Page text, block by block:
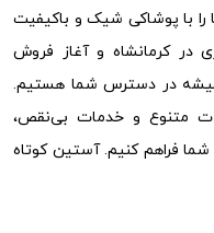
با پوشاکی شیک و باکیفیت
در کرمانشاه و آغاز فروش
در دسترس شما هستیم.
متنوع و خدمات بی‌نقص،
فراهم کنیم. آستین کوتاه